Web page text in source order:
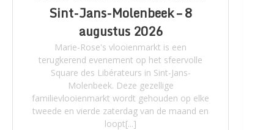
Sint-Jans-Molenbeek – 8
augustus 2026
Marie-Rose's vlooienmarkt is een
terugkerend evenement op het sfeervolle
Square des Libérateurs in Sint-Jans-
Molenbeek. Deze gezellige
familievlooienmarkt wordt gehouden op elke
tweede en vierde zaterdag van de maand en
loopt[...]